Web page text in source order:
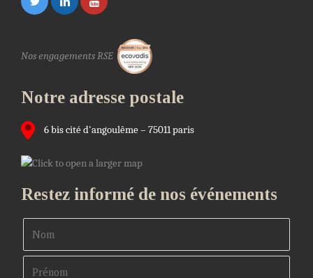
Nos engagements RSE
Notre adresse postale
6 bis cité d'angoulême – 75011 paris
Restez informé de nos événements